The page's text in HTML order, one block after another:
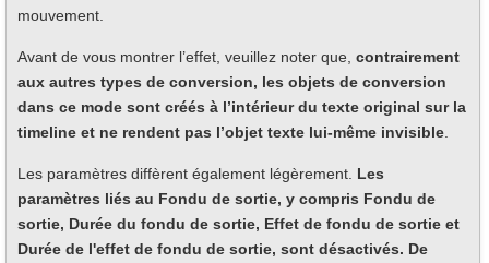
mouvement.
Avant de vous montrer l’effet, veuillez noter que, contrairement
aux autres types de conversion, les objets de conversion
dans ce mode sont créés à l’intérieur du texte original sur la
timeline et ne rendent pas l’objet texte lui-même invisible
Les paramètres diffèrent également légèrement. Les
paramètres liés au Fondu de sortie, y compris Fondu de
sortie, Durée du fondu de sortie, Effet de fondu de sortie et
Durée de l'effet de fondu de sortie, sont désactivés. De